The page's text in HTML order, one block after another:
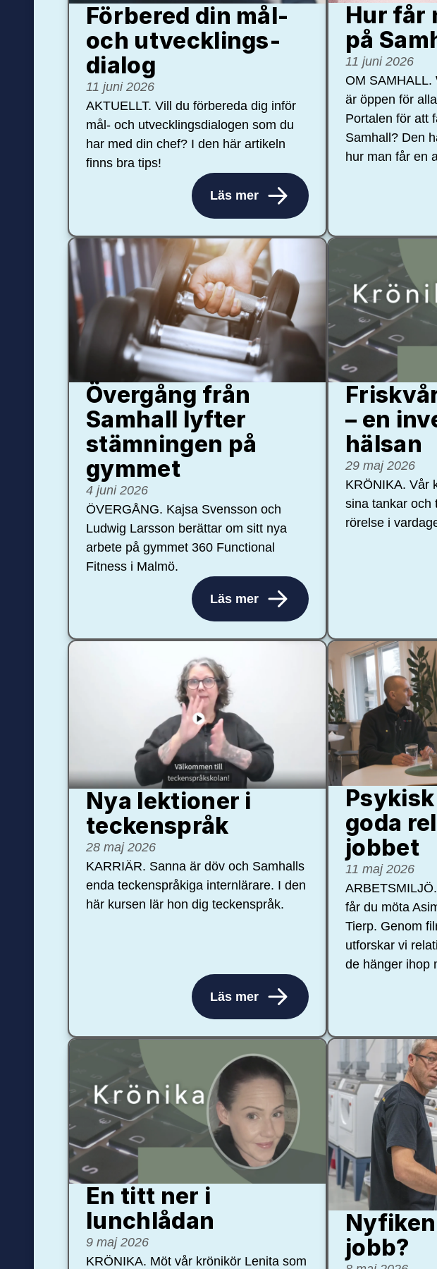
Förbered din mål-
och ut­veck­lings­
dialog
11 juni 2026
AKTUELLT. Vill du förbereda dig inför
mål- och utvecklingsdialogen som du
har med din chef? I den här artikeln
finns bra tips!
Läs mer
Hur får
på
11 juni 2026
OM SAMHALL.
är öppen för
Portalen för att
Samhall? Den
hur man får en
Övergång från
Samhall lyfter
stämningen på
gymmet
4 juni 2026
ÖVERGÅNG. Kajsa Svensson och
Ludwig Larsson berättar om sitt nya
arbete på gymmet 360 Functional
Fitness i Malmö.
Läs mer
– en
hälsan
29 maj 2026
KRÖNIKA. Vår
sina tankar och
rörelse i
Nya lektioner i
teckenspråk
28 maj 2026
KARRIÄR. Sanna är döv och Samhalls
enda teckenspråkiga internlärare. I den
här kursen lär hon dig teckenspråk.
Läs mer
goda
jobbet
11 maj 2026
får du möta
Tierp. Genom
utforskar vi
de hänger ihop
En titt ner i
lunchlådan
9 maj 2026
KRÖNIKA. Möt vår krönikör Lenita som
jobb?